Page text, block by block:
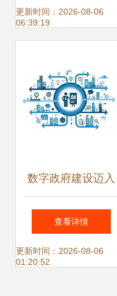
集、数字化管理与
更新时间：2026-08-06
06:39:19
数字政府建设迈入
快车道 以“一网通
办”为引擎，数据处
查看详情
更新时间：2026-08-06
01:20:52